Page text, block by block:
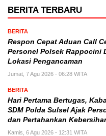
BERITA TERBARU
BERITA
Respon Cepat Aduan Call
Personel Polsek Rappocini
Lokasi Pengancaman
Jumat, 7 Agu 2026 - 06:28 WITA
BERITA
Hari Pertama Bertugas,
SDM Polda Sulsel Ajak
dan Pertahankan
Kamis, 6 Agu 2026 - 12:31 WITA